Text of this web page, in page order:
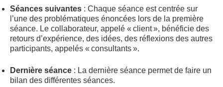
Séances suivantes : Chaque séance est centrée sur
l’une des problématiques énoncées lors de la première
séance. Le collaborateur, appelé « client », bénéficie des
retours d’expérience, des idées, des réflexions des autres
participants, appelés « consultants ».
Dernière séance : La dernière séance permet de faire un
bilan des différentes séances.